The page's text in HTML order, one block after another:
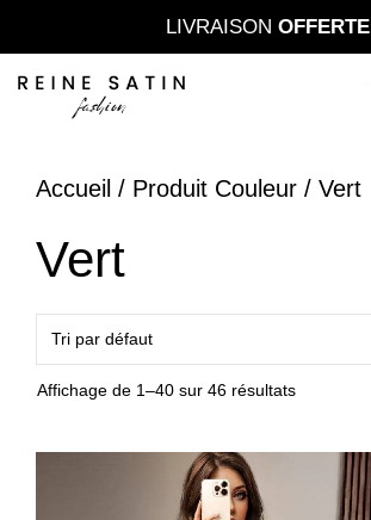
au
contenu
LIVRAISON OFFERTE
Accueil / Produit Couleur / Vert
Vert
Affichage de 1–40 sur 46 résultats